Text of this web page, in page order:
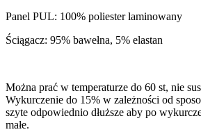
Panel PUL: 100% poliester laminowany
Ściągacz: 95% bawełna, 5% elastan
Można prać w temperaturze do 60 st, nie
Wykurczenie do 15% w zależności od
szyte odpowiednio dłuższe aby po
małe.